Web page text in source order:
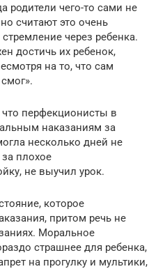
родители чего-то сами не
считают это очень
через ребенка.
достичь их ребенок,
на то, что сам
перфекционисты в
наказаниям за
несколько дней не
плохое
не выучил урок.
которое
притом речь не
Моральное
страшнее для ребенка,
на прогулку и мультики,